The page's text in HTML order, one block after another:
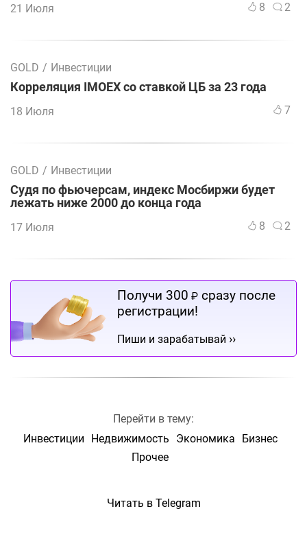
21 Июля 8 2
GOLD / Инвестиции
Корреляция IMOEX со ставкой ЦБ за 23 года
18 Июля 7
GOLD / Инвестиции
Судя по фьючерсам, индекс Мосбиржи будет
лежать ниже 2000 до конца года
17 Июля 8 2
Получи 300 ₽ сразу после
регистрации!
Пиши и зарабатывай ››
Перейти в тему:
Инвестиции
Недвижимость Экономика
Бизнес
Прочее
Читать в Telegram